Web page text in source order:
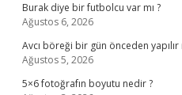
Burak diye bir futbolcu var mı ?
Ağustos 6, 2026
Avcı böreği bir gün önceden yapılır
Ağustos 5, 2026
5×6 fotoğrafın boyutu nedir ?